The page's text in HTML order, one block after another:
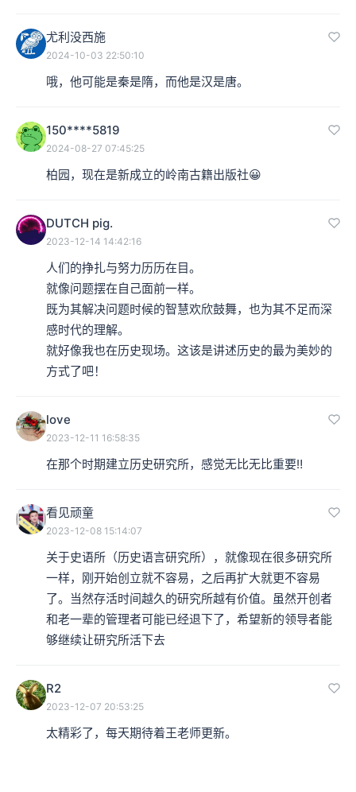
尤利没西施
2024-10-03 22:50:10
哦，他可能是秦是隋，而他是汉是唐。
150****5819
2024-08-27 07:45:25
柏园，现在是新成立的岭南古籍出版社😀
DUTCH pig.
2023-12-14 14:42:16
人们的挣扎与努力历历在目。
就像问题摆在自己面前一样。
既为其解决问题时候的智慧欢欣鼓舞，也为其不足而深
感时代的理解。
就好像我也在历史现场。这该是讲述历史的最为美妙的
方式了吧！
love
2023-12-11 16:58:35
在那个时期建立历史研究所，感觉无比无比重要‼️
看见顽童
2023-12-08 15:14:07
关于史语所（历史语言研究所），就像现在很多研究所
一样，刚开始创立就不容易，之后再扩大就更不容易
了。当然存活时间越久的研究所越有价值。虽然开创者
和老一辈的管理者可能已经退下了，希望新的领导者能
够继续让研究所活下去
R2
2023-12-07 20:53:25
太精彩了，每天期待着王老师更新。